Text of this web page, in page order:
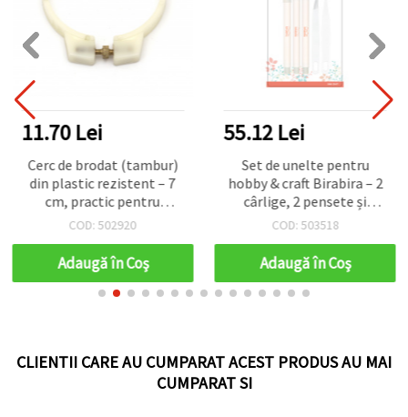
11.70 Lei
Cerc de brodat (tambur)
din plastic rezistent – 7
cm, practic pentru
proiecte de broderie DIY
COD: 502920
Adaugă în Coş
55.12 Lei
Set de unelte pentru
hobby & craft Birabira – 2
cârlige, 2 pensete și
instrument de perforare –
COD: 503518
Adaugă în Coş
CLIENTII CARE AU CUMPARAT ACEST PRODUS AU MAI
CUMPARAT SI